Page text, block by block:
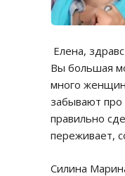
Елена,
Вы большая
много
забывают про
правильно
переживает,
Силина